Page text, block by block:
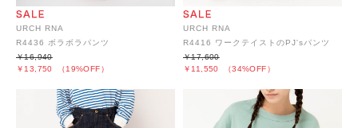
URCH RNA
R4436 ボラボラパンツ
￥13,750 （19%OFF）
￥16,940
URCH RNA
R4416 ワークテイストのPJ'sパンツ
￥11,550 （34%OFF）
￥17,600